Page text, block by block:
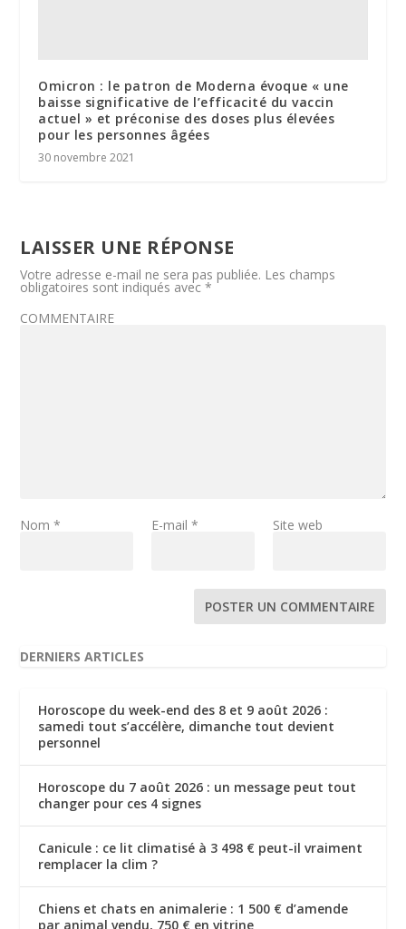
Omicron : le patron de Moderna évoque « une
baisse significative de l’efficacité du vaccin
actuel » et préconise des doses plus élevées
pour les personnes âgées
30 novembre 2021
LAISSER UNE RÉPONSE
Votre adresse e-mail ne sera pas publiée. Les champs
obligatoires sont indiqués avec*
COMMENTAIRE
Nom* E-mail * Site web
DERNIERS ARTICLES
Horoscope du week-end des 8 et 9 août 2026 :
samedi tout s’accélère, dimanche tout devient
personnel
Horoscope du 7 août 2026 : un message peut tout
changer pour ces 4 signes
Canicule : ce lit climatisé à 3 498 € peut-il vraiment
remplacer la clim ?
Chiens et chats en animalerie : 1 500 € d’amende
par animal vendu, 750 € en vitrine